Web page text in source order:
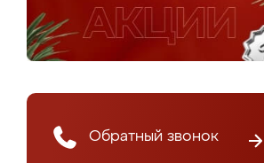
Обратный звонок